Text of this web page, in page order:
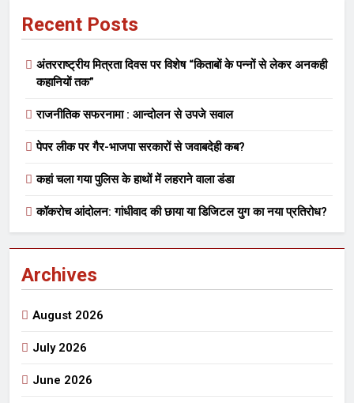
Recent Posts
अंतरराष्ट्रीय मित्रता दिवस पर विशेष “किताबों के पन्नों से लेकर अनकही
कहानियों तक”
राजनीतिक सफरनामा : आन्दोलन से उपजे सवाल
पेपर लीक पर गैर-भाजपा सरकारों से जवाबदेही कब?
कहां चला गया पुलिस के हाथों में लहराने वाला डंडा
कॉकरोच आंदोलन: गांधीवाद की छाया या डिजिटल युग का नया प्रतिरोध?
Archives
August 2026
July 2026
June 2026